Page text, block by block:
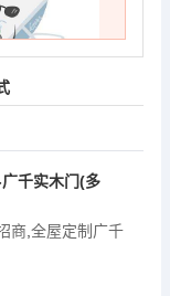
千实木门(多
商 全屋定制广千